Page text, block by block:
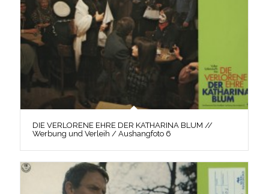
DIE VERLORENE EHRE DER KATHARINA BLUM //
Werbung und Verleih / Aushangfoto 6